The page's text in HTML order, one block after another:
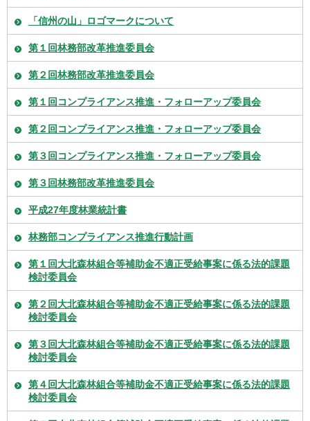
「信州の山」ロゴマークについて
第１回林務部改革推進委員会
第２回林務部改革推進委員会
第１回コンプライアンス推進・フォローアップ委員会
第２回コンプライアンス推進・フォローアップ委員会
第３回コンプライアンス推進・フォローアップ委員会
第３回林務部改革推進委員会
平成27年度林業統計書
林務部コンプライアンス推進行動計画
第１回大北森林組合等補助金不適正受給事案に係る法的課題
検討委員会
第２回大北森林組合等補助金不適正受給事案に係る法的課題
検討委員会
第３回大北森林組合等補助金不適正受給事案に係る法的課題
検討委員会
第４回大北森林組合等補助金不適正受給事案に係る法的課題
検討委員会